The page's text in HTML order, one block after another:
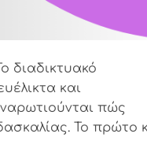
διαδικτυακό
και
πώς
Το πρώτο